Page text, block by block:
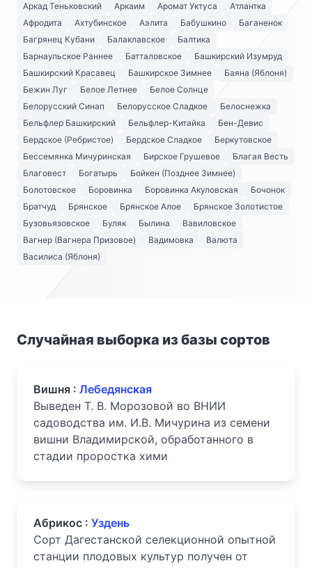
Аркад Теньковский
Аркаим Аромат Уктуса
Атлантка
Афродита
Ахтубинское Аэлита Бабушкино
Баганенок
Багрянец Кубани
Балаклавское
Балтика
Барнаульское Раннее
Батталовское
Башкирский Изумруд
Башкирский Красавец
Башкирское Зимнее
Баяна (Яблоня)
Бежин Луг
Белое Летнее
Белое Солнце
Белорусский Синап
Белорусское Сладкое
Белоснежка
Бельфлер Башкирский
Бельфлер-Китайка
Бен-Девис
Бердское (Ребристое)
Бердское Сладкое
Беркутовское
Бессемянка Мичуринская
Бирское Грушевое
Благая Весть
Благовест
Богатырь
Бойкен (Позднее Зимнее)
Болотовское
Боровинка Боровинка Акуловская
Бочонок
Братчуд
Брянское Брянское Алое
Брянское Золотистое
Бузовьязовское
Буляк Былина
Вавиловское
Вагнер (Вагнера Призовое)
Вадимовка
Валюта
Василиса (Яблоня)
Случайная выборка из базы сортов
Вишня : Лебедянская
Выведен Т. В. Морозовой во ВНИИ
садоводства им. И.В. Мичурина из семени
вишни Владимирской, обработанного в
стадии проростка хими
Абрикос : Уздень
Сорт Дагестанской селекционной опытной
станции плодовых культур получен от